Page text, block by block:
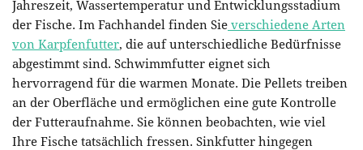
Jahreszeit, Wassertemperatur und Entwicklungsstadium
der Fische. Im Fachhandel finden Sie verschiedene Arten
von Karpfenfutter, die auf unterschiedliche Bedürfnisse
abgestimmt sind. Schwimmfutter eignet sich
hervorragend für die warmen Monate. Die Pellets treiben
an der Oberfläche und ermöglichen eine gute Kontrolle
der Futteraufnahme. Sie können beobachten, wie viel
Ihre Fische tatsächlich fressen. Sinkfutter hingegen